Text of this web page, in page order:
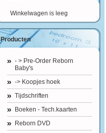
Winkelwagen is leeg
Producten
- > Pre-Order Reborn
Baby's
-> Koopjes hoek
Tijdschriften
Boeken - Tech.kaarten
Reborn DVD